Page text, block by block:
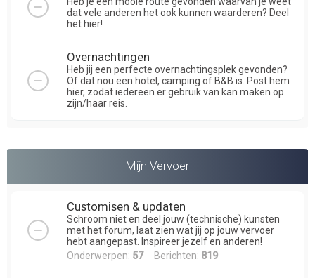
dat vele anderen het ook kunnen waarderen? Deel
het hier!
Overnachtingen
Heb jij een perfecte overnachtingsplek gevonden?
Of dat nou een hotel, camping of B&B is. Post hem
hier, zodat iedereen er gebruik van kan maken op
zijn/haar reis.
Mijn Vervoer
Customisen & updaten
Schroom niet en deel jouw (technische) kunsten
met het forum, laat zien wat jij op jouw vervoer
hebt aangepast. Inspireer jezelf en anderen!
Onderwerpen: 57Berichten: 819